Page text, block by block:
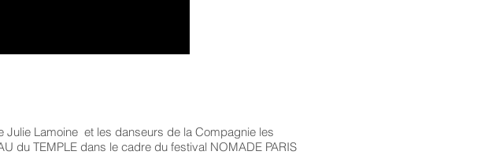
Julie Lamoine et les danseurs de la Compagnie les
du TEMPLE dans le cadre du festival NOMADE PARIS